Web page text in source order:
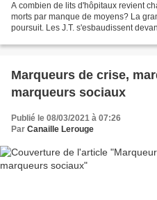
A combien de lits d'hôpitaux revient
morts par manque de moyens? La
poursuit. Les J.T. s'esbaudissent
Marqueurs de crise,
marqueurs sociaux
Publié le 08/03/2021 à 07:26
Par Canaille Lerouge